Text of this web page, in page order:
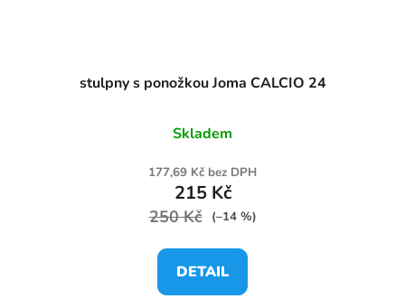
stulpny s ponožkou Joma CALCIO 24
Skladem
177,69 Kč bez DPH
215 Kč
250 Kč (–14 %)
DETAIL